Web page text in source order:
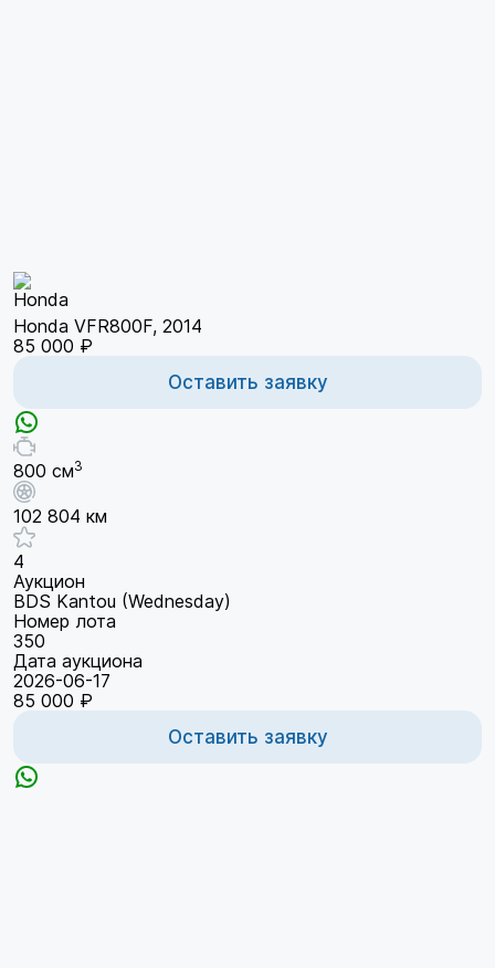
Honda VFR800F, 2014
85 000 ₽
Оставить заявку
800 см3
102 804 км
4
Аукцион
BDS Kantou (Wednesday)
Номер лота
350
Дата аукциона
2026-06-17
85 000 ₽
Оставить заявку